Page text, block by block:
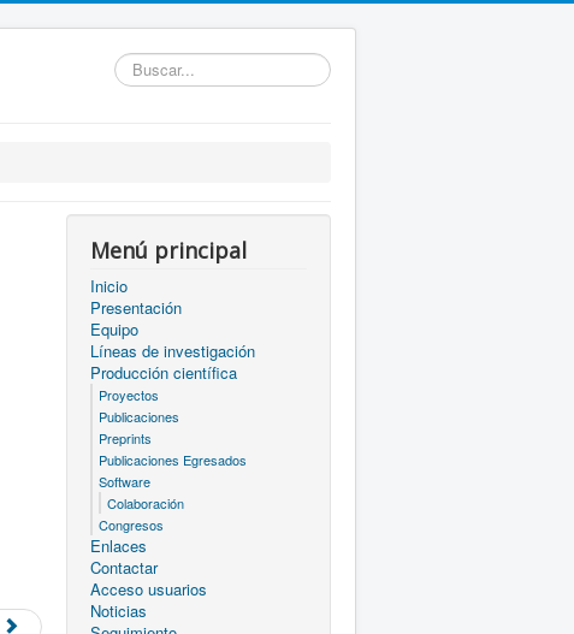
Buscar...
Menú principal
Inicio
Presentación
Equipo
Líneas de investigación
Producción científica
Proyectos
Publicaciones
Preprints
Publicaciones Egresados
Software
Colaboración
Congresos
Enlaces
Contactar
Acceso usuarios
Noticias